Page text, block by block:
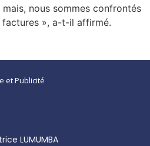
nous sommes confrontés
», a-t-il affirmé.
et Publicité
LUMUMBA